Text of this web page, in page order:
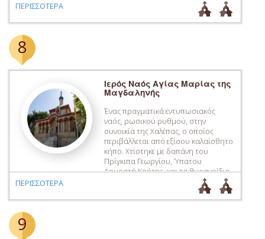
ΠΕΡΙΣΣΟΤΕΡΑ
8
Ιερός Ναός Αγίας Μαρίας της
Μαγδαληνής
Ένας πραγματικά εντυπωσιακός
ναός, ρωσικού ρυθμού, στην
συνοικία της Χαλέπας, ο οποίος
περιβάλλεται από εξίσου καλαίσθητο
κήπο. Χτίστηκε με δαπάνη του
Πρίγκιπα Γεωργίου, Ύπατου
Αρμοστή Κρήτης, και τα θυρανοίξια
του ναού τελέστηκαν το 1903,
παρουσία της βασίλισσας Όλγας,
του Πρίγκιπα Γεωργίου, του
ΠΕΡΙΣΣΟΤΕΡΑ
9